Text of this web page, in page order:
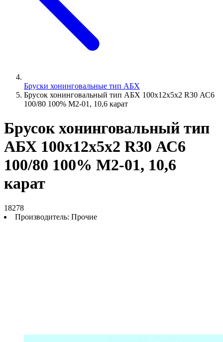
Бруски хонинговальные тип АБХ
Брусок хонинговальный тип АБХ 100х12х5х2 R30 АС6
100/80 100% М2-01, 10,6 карат
Брусок хонинговальный тип
АБХ 100х12х5х2 R30 АС6
100/80 100% М2-01, 10,6
карат
18278
Производитель: Прочие